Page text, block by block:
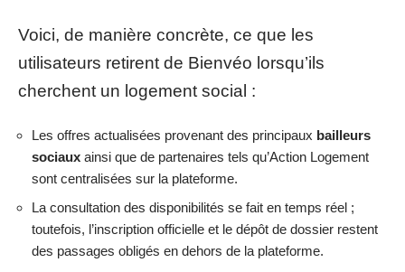
Voici, de manière concrète, ce que les
utilisateurs retirent de Bienvéo lorsqu’ils
cherchent un logement social :
Les offres actualisées provenant des principaux bailleurs
sociaux ainsi que de partenaires tels qu’Action Logement
sont centralisées sur la plateforme.
La consultation des disponibilités se fait en temps réel ;
toutefois, l’inscription officielle et le dépôt de dossier restent
des passages obligés en dehors de la plateforme.